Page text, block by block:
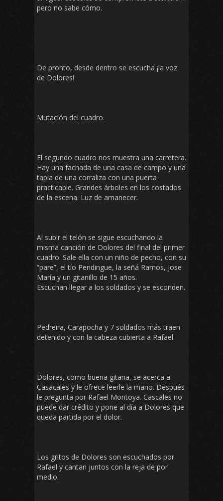
pero no sabe cómo.
De pronto, desde dentro se escucha ¡la voz
de Dolores!
Mutación del cuadro.
El segundo cuadro nos muestra una carretera.
Hay una fachada de una casa de campo y una
tapia de una corraliza con una puerta
practicable. Grandes árboles en los costados
de la escena. Luz de amanecer.
Al subir el telón se sigue escuchando la
misma canción de Dolores del final del primer
cuadro. Sale ella con un niño de pecho, con su
“pare”, el tío Pendingue, la señá Ramos, Jose
María y un gitanillo de 15 años.
Escuchan llegar a los soldados y se esconden.
Pedreira, Carapocha y 7 soldados más traen
detenido y con la cabeza cubierta a Rafael.
Dolores, como buena gitana, se acerca a
Casacales y le ofrece leerle la mano. Después
le pregunta por Rafael Montoya. Cascales no
puede dar crédito y pone al día a Dolores que
queda partida por el dolor.
Los gritos de Dolores son escuchados por
Rafael y cantan juntos con la reja de por
medio.